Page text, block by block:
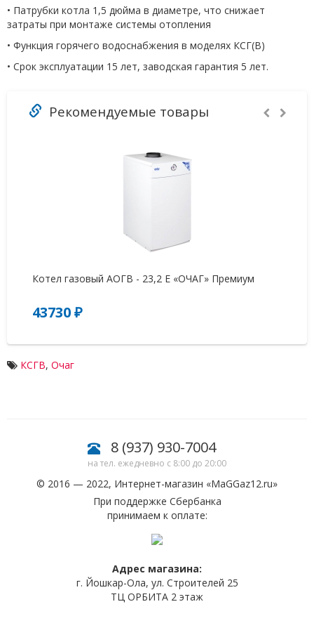
• Патрубки котла 1,5 дюйма в диаметре, что снижает
затраты при монтаже системы отопления
• Функция горячего водоснабжения в моделях КСГ(В)
• Срок эксплуатации 15 лет, заводская гарантия 5 лет.
Рекомендуемые товары
Котел газовый АОГВ - 23,2 Е «ОЧАГ» Премиум
43730 ₽
КСГВ, Очаг
8 (937) 930-7004
на тел. ежедневно с 8:00 до 20:00
© 2016 — 2022, Интернет-магазин «MaGGaz12.ru»
При поддержке Сбербанка
принимаем к оплате:
Адрес магазина:
г. Йошкар-Ола, ул. Строителей 25
ТЦ ОРБИТА 2 этаж